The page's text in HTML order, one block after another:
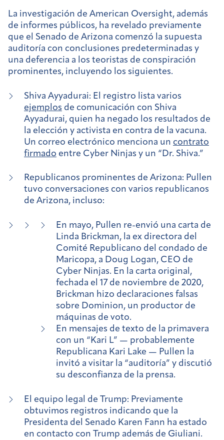
La investigación de American Oversight, además
de informes públicos, ha revelado previamente
que el Senado de Arizona comenzó la supuesta
auditoría con conclusiones predeterminadas y
una deferencia a los teoristas de conspiración
prominentes, incluyendo los siguientes.
Shiva Ayyadurai: El registro lista varios
ejemplos de comunicación con Shiva
Ayyadurai, quien ha negado los resultados de
la elección y activista en contra de la vacuna.
Un correo electrónico menciona un contrato
firmado entre Cyber Ninjas y un “Dr. Shiva.”
Republicanos prominentes de Arizona: Pullen
tuvo conversaciones con varios republicanos
de Arizona, incluso:
En mayo, Pullen re-envió una carta de
Linda Brickman, la ex directora del
Comité Republicano del condado de
Maricopa, a Doug Logan, CEO de
Cyber Ninjas. En la carta original,
fechada el 17 de noviembre de 2020,
Brickman hizo declaraciones falsas
sobre Dominion, un productor de
máquinas de voto.
En mensajes de texto de la primavera
con un “Kari L” — probablemente
Republicana Kari Lake — Pullen la
invitó a visitar la “auditoría” y discutió
su desconfianza de la prensa.
El equipo legal de Trump: Previamente
obtuvimos registros indicando que la
Presidenta del Senado Karen Fann ha estado
en contacto con Trump además de Giuliani.